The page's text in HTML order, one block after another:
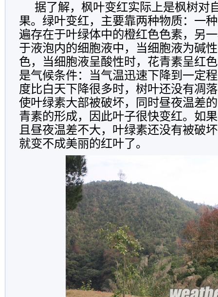
据了解，枫叶变红实际上是枫树对
果。绿叶变红，主要靠两种物质：一
遍存在于叶绿体中的橙红色色素，另
于液泡内的细胞液中，当细胞液为碱
色，当细胞液呈酸性时，花青素呈红
是气候条件：当气温迅速下降到一定
度比白天下降很多时，树叶还没有凋
使叶绿素大部被破坏，同时昼夜温差
青素的形成，因此叶子很快变红。如
且昼夜温差不大，叶绿素还没有被破
就变不成美丽的红叶了。